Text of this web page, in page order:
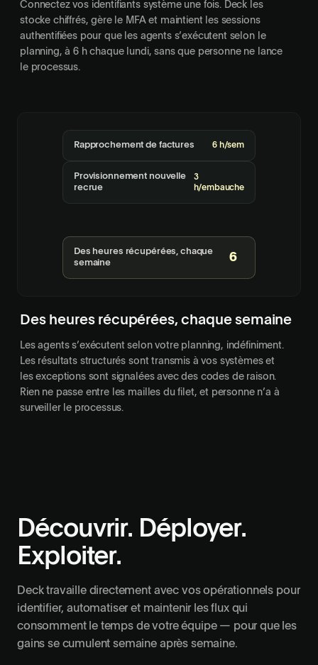
Connectez vos identifiants système une fois. Deck les
stocke chiffrés, gère le MFA et maintient les sessions
authentifiées pour que les agents s’exécutent selon le
planning, à 6 h chaque lundi, sans que personne ne lance
le processus.
Rapprochement de factures 6 h/sem
Provisionnement nouvelle
recrue
3
h/embauche
Des heures récupérées, chaque
semaine
9
Des heures récupérées, chaque semaine
Les agents s’exécutent selon votre planning, indéfiniment.
Les résultats structurés sont transmis à vos systèmes et
les exceptions sont signalées avec des codes de raison.
Rien ne passe entre les mailles du filet, et personne n’a à
surveiller le processus.
Découvrir. Déployer.
Exploiter.
Deck travaille directement avec vos opérationnels pour
identifier, automatiser et maintenir les flux qui
consomment le temps de votre équipe — pour que les
gains se cumulent semaine après semaine.